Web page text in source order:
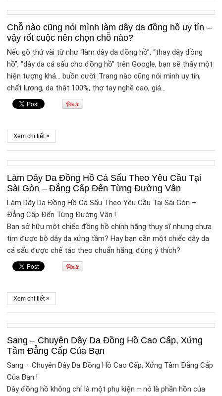
Chỗ nào cũng nói mình làm dây da đồng hồ uy tín –
vậy rốt cuộc nên chọn chỗ nào?
Nếu gõ thử vài từ như “làm dây da đồng hồ”, “thay dây đồng
hồ”, “dây da cá sấu cho đồng hồ” trên Google, bạn sẽ thấy một
hiện tượng khá… buồn cười: Trang nào cũng nói mình uy tín,
chất lượng, da thật 100%, thợ tay nghề cao, giá…
Xem chi tiết »
Làm Dây Da Đồng Hồ Cá Sấu Theo Yêu Cầu Tại
Sài Gòn – Đẳng Cấp Đến Từng Đường Vân
Làm Dây Da Đồng Hồ Cá Sấu Theo Yêu Cầu Tại Sài Gòn –
Đẳng Cấp Đến Từng Đường Vân.!
Bạn sở hữu một chiếc đồng hồ chính hãng thụy sĩ nhưng chưa
tìm được bộ dây da xứng tầm? Hay bạn cần một chiếc dây da
cá sấu được chế tác theo chuẩn hãng, đúng ý thích?
Xem chi tiết »
Sang – Chuyên Dây Da Đồng Hồ Cao Cấp, Xứng
Tầm Đẳng Cấp Của Bạn
Sang – Chuyên Dây Da Đồng Hồ Cao Cấp, Xứng Tầm Đẳng Cấp
Của Bạn.!
Dây đồng hồ không chỉ là một phụ kiện – nó là phần hồn của